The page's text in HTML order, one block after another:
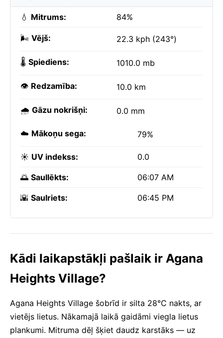
💧 Mitrums: 84%
🌬️ Vējš: 22.3 kph (243°)
🌡️ Spiediens: 1010.0 mb
👁️ Redzamība: 10.0 km
🌧️ Gāzu nokrišņi: 0.0 mm
☁️ Mākoņu sega: 79%
☀️ UV indekss: 0.0
🌅 Saullēkts: 06:07 AM
🌇 Saulriets: 06:45 PM
Kādi laikapstākļi pašlaik ir Agana
Heights Village?
Agana Heights Village šobrīd ir silta 28°C nakts, ar
vietējs lietus. Nākamajā laikā gaidāmi viegla lietus
plankumi. Mitruma dēļ šķiet daudz karstāks — uz